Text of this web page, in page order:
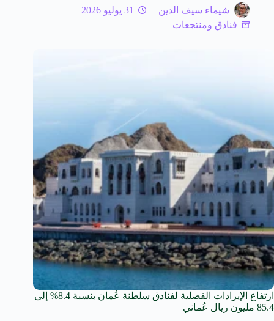
شيماء سيف الدين
31 يوليو 2026
فنادق ومنتجعات
ارتفاع الإيرادات الفصلية لفنادق سلطنة عُمان بنسبة 8.4% إلى
85.4 مليون ريال عُماني